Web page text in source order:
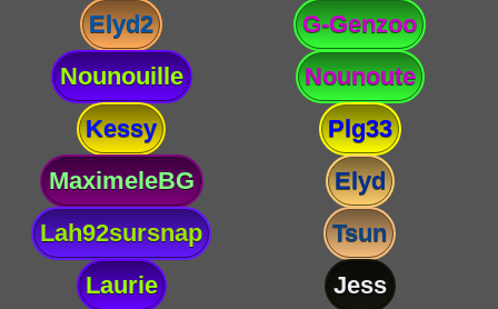
Elyd2
G-Genzoo
Nounouille
Nounoute
Kessy
Plg33
MaximeleBG
Elyd
Lah92sursnap
Tsun
Laurie
Jess